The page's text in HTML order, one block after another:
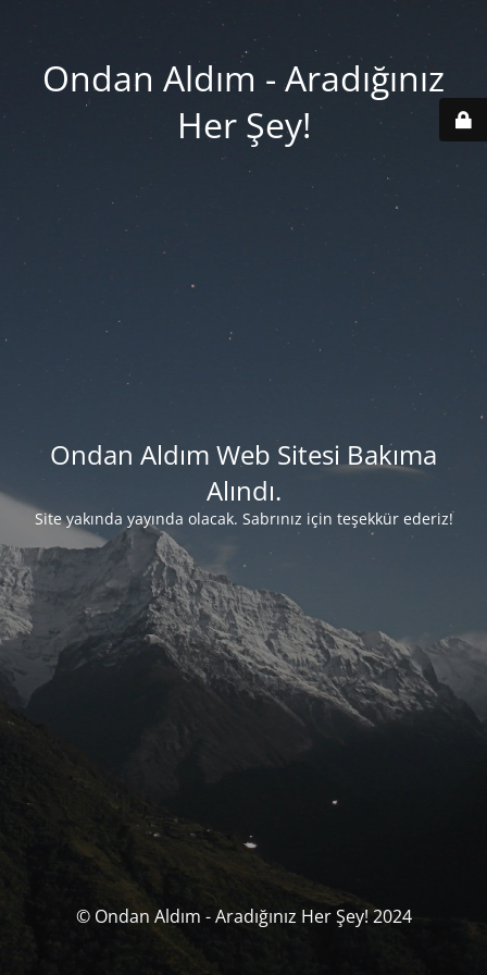
Ondan Aldım - Aradığınız
Her Şey!
Ondan Aldım Web Sitesi Bakıma
Alındı.
Site yakında yayında olacak. Sabrınız için teşekkür ederiz!
© Ondan Aldım - Aradığınız Her Şey! 2024